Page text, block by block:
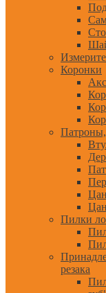
Коронки
Пилки
резака